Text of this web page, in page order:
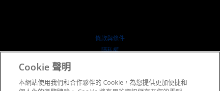
條款與條件
隱私權
公平公開競爭
Cookie 聲明
本網站使用我們和合作夥伴的 Cookie，為您提供更加便捷和